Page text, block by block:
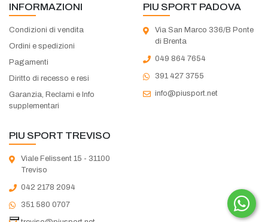
INFORMAZIONI
Condizioni di vendita
Ordini e spedizioni
Pagamenti
Diritto di recesso e resi
Garanzia, Reclami e Info
supplementari
PIU SPORT PADOVA
Via San Marco 336/B Ponte
di Brenta
049 864 7654
391 427 3755
info@piusport.net
PIU SPORT TREVISO
Viale Felissent 15 - 31100
Treviso
042 2178 2094
351 580 0707